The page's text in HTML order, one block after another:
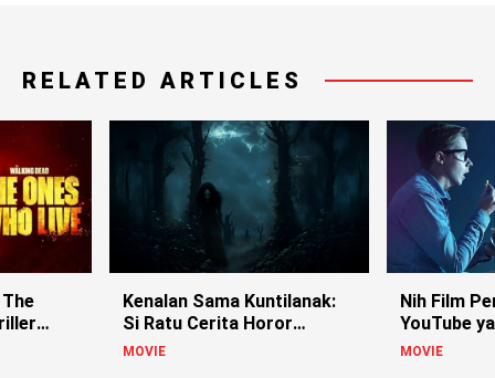
RELATED ARTICLES
Kenalan Sama Kuntilanak:
Si Ratu Cerita Horor
Indonesia!
MOVIE
Nih Film
YouTube
MOVIE